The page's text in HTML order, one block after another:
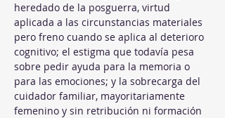
heredado de la posguerra, virtud
aplicada a las circunstancias materiales
pero freno cuando se aplica al deterioro
cognitivo; el estigma que todavía pesa
sobre pedir ayuda para la memoria o
para las emociones; y la sobrecarga del
cuidador familiar, mayoritariamente
femenino y sin retribución ni formación